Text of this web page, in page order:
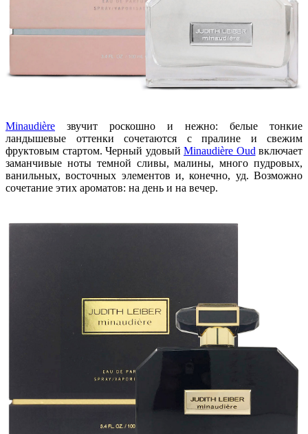
Minaudière звучит роскошно и нежно: белые тонкие
ландышевые оттенки сочетаются с пралине и свежим
фруктовым стартом. Черный удовый Minaudière Oud включает
заманчивые ноты темной сливы, малины, много пудровых,
ванильных, восточных элементов и, конечно, уд. Возможно
сочетание этих ароматов: на день и на вечер.